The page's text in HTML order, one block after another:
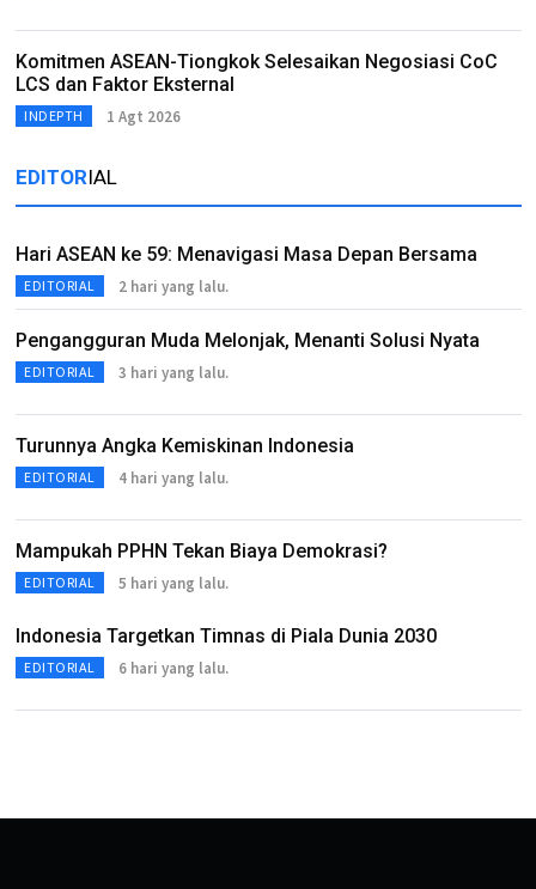
Komitmen ASEAN-Tiongkok Selesaikan Negosiasi CoC
LCS dan Faktor Eksternal
INDEPTH 1 Agt 2026
EDITORIAL
Hari ASEAN ke 59: Menavigasi Masa Depan Bersama
EDITORIAL 2 hari yang lalu.
Pengangguran Muda Melonjak, Menanti Solusi Nyata
EDITORIAL 3 hari yang lalu.
Turunnya Angka Kemiskinan Indonesia
EDITORIAL 4 hari yang lalu.
Mampukah PPHN Tekan Biaya Demokrasi?
EDITORIAL 5 hari yang lalu.
Indonesia Targetkan Timnas di Piala Dunia 2030
EDITORIAL 6 hari yang lalu.